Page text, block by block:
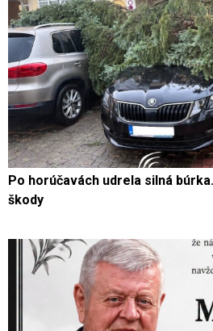
Po horúčavách udrela silná
škody